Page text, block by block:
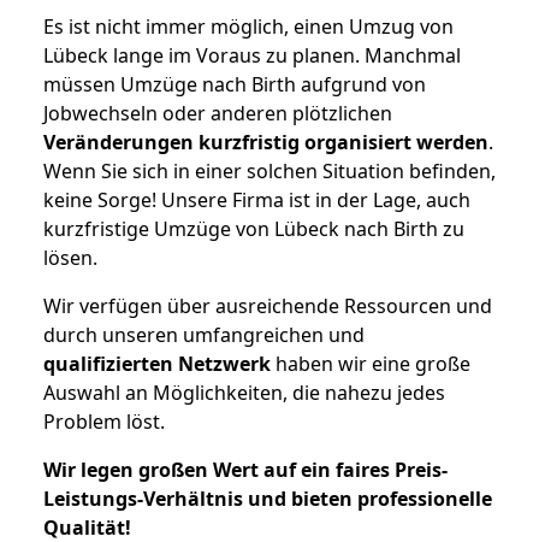
Es ist nicht immer möglich, einen Umzug von
Lübeck lange im Voraus zu planen. Manchmal
müssen Umzüge nach Birth aufgrund von
Jobwechseln oder anderen plötzlichen
Veränderungen kurzfristig organisiert werden.
Wenn Sie sich in einer solchen Situation befinden,
keine Sorge! Unsere Firma ist in der Lage, auch
kurzfristige Umzüge von Lübeck nach Birth zu
lösen.
Wir verfügen über ausreichende Ressourcen und
durch unseren umfangreichen und
qualifizierten Netzwerk haben wir eine große
Auswahl an Möglichkeiten, die nahezu jedes
Problem löst.
Wir legen großen Wert auf ein faires Preis-
Leistungs-Verhältnis und bieten professionelle
Qualität!